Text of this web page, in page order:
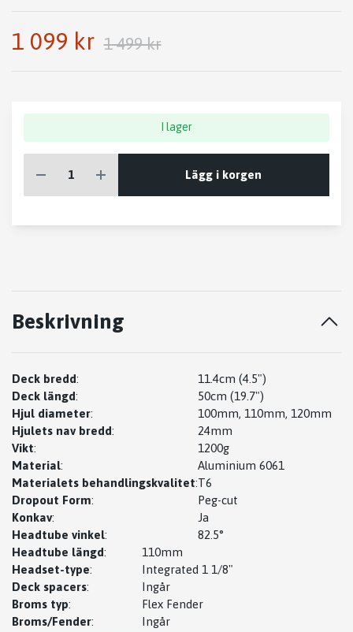
1 099 kr 1 499 kr
I lager
Lägg i korgen
Beskrivning
Deck bredd:
11.4cm (4.5")
Deck längd:
50cm (19.7")
Hjul diameter:
100mm, 110mm, 120mm
Hjulets nav bredd:
24mm
Vikt:
1200g
Material:
Aluminium 6061
Materialets behandlingskvalitet:T6
Dropout Form:
Peg-cut
Konkav:
Ja
Headtube vinkel:
82.5°
Headtube längd:
110mm
Headset-type:
Integrated 1 1/8"
Deck spacers:
Ingår
Broms typ:
Flex Fender
Broms/Fender:
Ingår